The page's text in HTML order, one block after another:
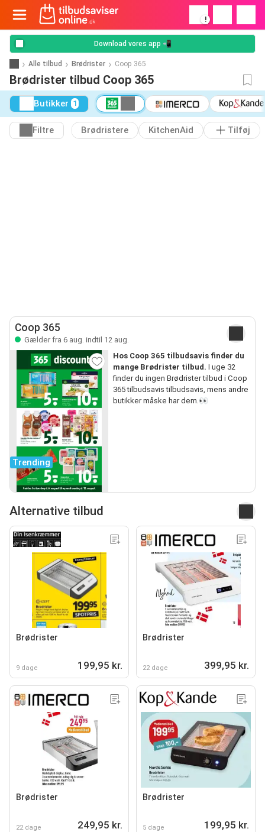
!
Download vores app 📲
Alle tilbud Brødrister Coop 365
Brødrister tilbud Coop 365
Butikker 1
Filtre Brødristere KitchenAid Tilføj
Coop 365
Gælder fra 6 aug. indtil 12 aug.
Trending
Hos Coop 365 tilbudsavis finder du
mange Brødrister tilbud. I uge 32
finder du ingen Brødrister tilbud i Coop
365 tilbudsavis tilbudsavis, mens andre
butikker måske har dem.👀
Alternative tilbud
Brødrister
9 dage 199,95 kr.
Brødrister
22 dage 399,95 kr.
Brødrister
22 dage 249,95 kr.
Brødrister
5 dage 199,95 kr.